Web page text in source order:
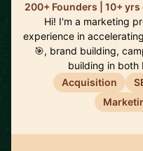
200+ Founders | 10+
Hi! I'm a marketing
experience in
🎯, brand building,
building in both
Acquisition